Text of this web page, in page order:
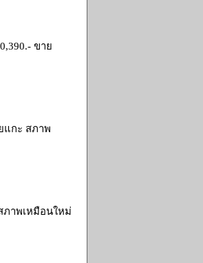
ขาย
แกะ สภาพ
ภาพเหมือนใหม่